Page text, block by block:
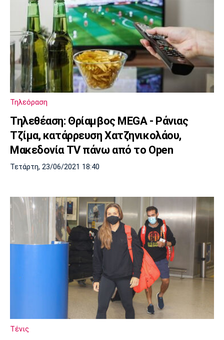
Τηλεόραση
Τηλεθέαση: Θρίαμβος MEGA - Ράνιας
Τζίμα, κατάρρευση Χατζηνικολάου,
Μακεδονία TV πάνω από το Open
Τετάρτη, 23/06/2021 18:40
Τένις